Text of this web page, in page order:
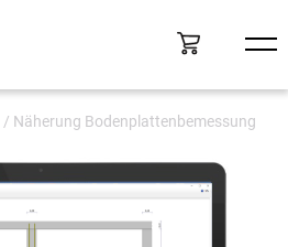
/ Näherung Bodenplattenbemessung